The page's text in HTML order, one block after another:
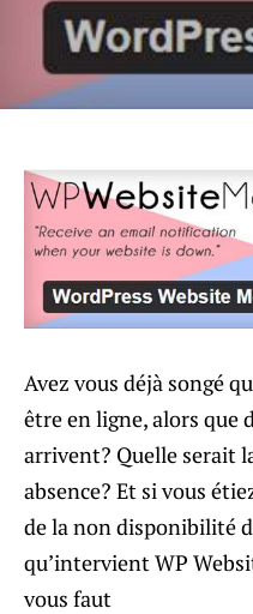
Avez vous déjà songé
être en ligne, alors que
arrivent? Quelle serait
absence? Et si vous
de la non disponibilité
qu’intervient WP
vous faut